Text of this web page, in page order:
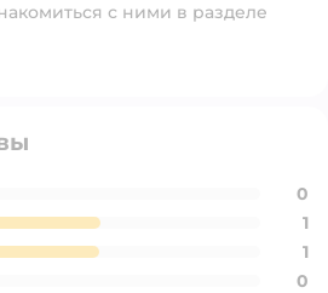
с ними в разделе
0
1
1
0